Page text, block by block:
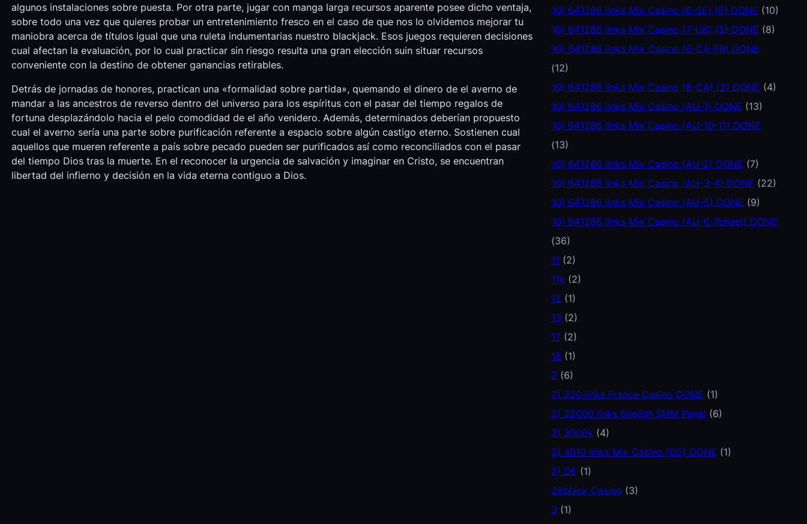
algunos instalaciones sobre puesta. Por otra parte, jugar con manga larga recursos aparente posee dicho ventaja,
sobre todo una vez que quieres probar un entretenimiento fresco en el caso de que nos lo olvidemos mejorar tu
maniobra acerca de títulos igual que una ruleta indumentarias nuestro blackjack. Esos juegos requieren decisiones
cual afectan la evaluación, por lo cual practicar sin riesgo resulta una gran elección suin situar recursos
conveniente con la destino de obtener ganancias retirables.
Detrás de jornadas de honores, practican una «formalidad sobre partida», quemando el dinero de el averno de
mandar a las ancestros de reverso dentro del universo para los espíritus con el pasar del tiempo regalos de
fortuna desplazándolo hacia el pelo comodidad de el año venidero. Además, determinados deberían propuesto
cual el averno serí­a una parte sobre purificación referente a espacio sobre algún castigo eterno. Sostienen cual
aquellos que mueren referente a país sobre pecado pueden ser purificados así­ como reconciliados con el pasar
del tiempo Dios tras la muerte. En el reconocer la urgencia de salvación y imaginar en Cristo, se encuentran
libertad del infierno y decisión en la vida eterna contiguo a Dios.
10) 641286 links Mix Casino (6-SE) (5) DONE (10)
10) 641286 links Mix Casino (7-UK) (5) DONE (8)
10) 641286 links Mix Casino (8-CA-FR) DONE
(12)
10) 641286 links Mix Casino (8-CA) (2) DONE (4)
10) 641286 links Mix Casino (AU-1) DONE (13)
10) 641286 links Mix Casino (AU-10-11) DONE
(13)
10) 641286 links Mix Casino (AU-2) DONE (7)
10) 641286 links Mix Casino (AU-3-4) DONE (22)
10) 641286 links Mix Casino (AU-5) DONE (9)
10) 641286 links Mix Casino (AU-6-7chast) DONE
(36)
11 (2)
11k(2)
12 (1)
13 (2)
17(2)
18 (1)
2 (6)
2) 220 links France Casino DONE (1)
2) 22000 links English SMM Panel (6)
2) 3000k(4)
2) 4010 links Mix Casino (DE) DONE (1)
2) DE (1)
29black Casino (3)
3 (1)